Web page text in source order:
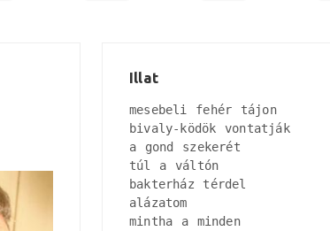
Illat
mesebeli fehér tájon
bivaly-ködök vontatják
a gond szekerét
túl a váltón
bakterház térdel
alázatom
mintha a minden